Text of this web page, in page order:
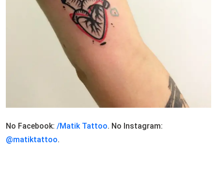
No Facebook: /Matik Tattoo. No Instagram:
@matiktattoo.